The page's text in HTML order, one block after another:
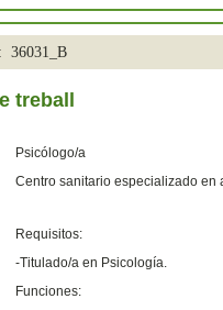
36031_B
treball
Psicólogo/a
Centro sanitario especializado en
Requisitos:
-Titulado/a en Psicología.
Funciones: